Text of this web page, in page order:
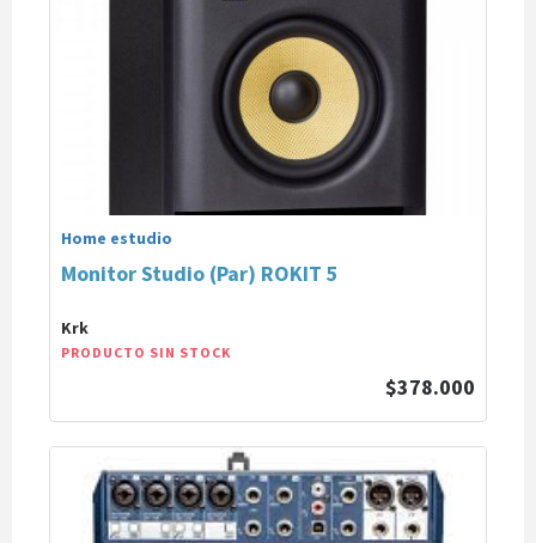
Home estudio
Monitor Studio (Par) ROKIT 5
Krk
PRODUCTO SIN STOCK
$378.000